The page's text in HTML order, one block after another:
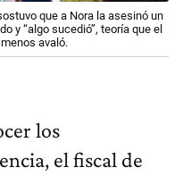
que a Nora la asesinó un
y “algo sucedió”, teoría que el
avaló.
los
el fiscal de